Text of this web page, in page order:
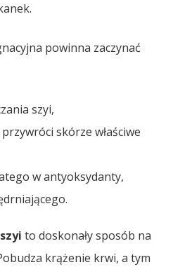
powinna zaczynać
szyi,
skórze właściwe
w antyoksydanty,
to doskonały sposób na
krążenie krwi, a tym